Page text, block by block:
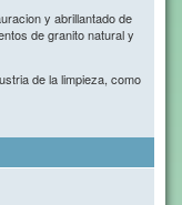
y abrillantado de
de granito natural y
de la limpieza, como